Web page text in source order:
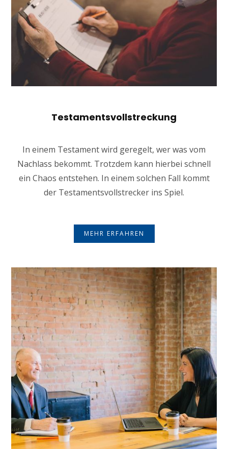
Testamentsvollstreckung
In einem Testament wird geregelt, wer was vom
Nachlass bekommt. Trotzdem kann hierbei schnell
ein Chaos entstehen. In einem solchen Fall kommt
der Testamentsvollstrecker ins Spiel.
MEHR ERFAHREN